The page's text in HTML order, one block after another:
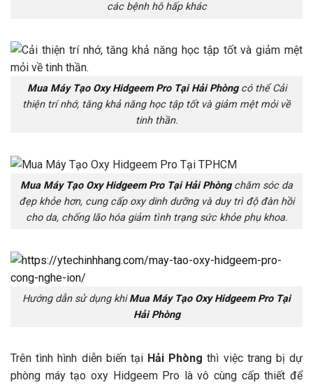
các bệnh hô hấp khác
Mua Máy Tạo Oxy Hidgeem Pro Tại Hải Phòngcó thể Cải
thiện trí nhớ, tăng khả năng học tập tốt và giảm mệt mỏi về
tinh thần.
Mua Máy Tạo Oxy Hidgeem Pro Tại Hải Phòngchăm sóc da
đẹp khỏe hơn, cung cấp oxy dinh dưỡng và duy trì độ đàn hồi
cho da, chống lão hóa giảm tình trạng sức khỏe phụ khoa.
Hướng dẫn sử dụng khiMua Máy Tạo Oxy Hidgeem Pro Tại
Hải Phòng
Trên tình hình diễn biến tại Hải Phòng thì việc trang bị dự
phòng máy tạo oxy Hidgeem Pro là vô cùng cấp thiết để